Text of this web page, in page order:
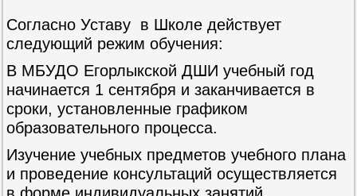
Согласно Уставу в Школе действует
следующий режим обучения:
В МБУДО Егорлыкской ДШИ учебный год
начинается 1 сентября и за­канчивается в
сроки, установленные графиком
образовательного процесса.
Изучение учебных предметов учебного плана
и проведение консультаций осуществляется
в форме индивидуальных занятий,